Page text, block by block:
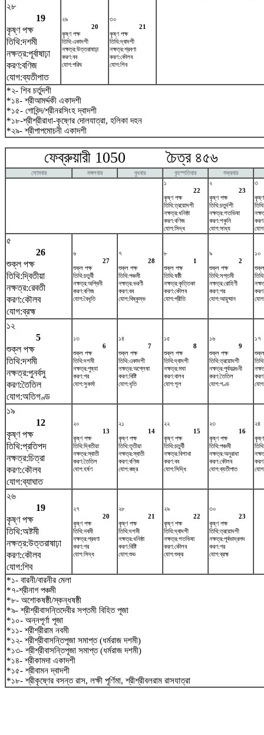
২৮
19
কৃষ্ণ পক্ষ
তিথি:দশমী
নক্ষত্র:পূর্বাষাঢ়া
করণ:বণিজ
যোগ:ব্যতীপাত
২৯
20
কৃষ্ণ পক্ষ
তিথি:একাদশী
নক্ষত্র:উত্তরাষাঢ়া
করণ:বব
যোগ:পরিঘ
৩০
21
কৃষ্ণ পক্ষ
তিথি:দ্বাদশী
নক্ষত্র:শ্রবণা
করণ:কৌলব
যোগ:শিব
*২- শিব চর্তুদশী
*১৪- শ্রীআমর্দ্দকী একাদশী
*১৫- গোবিন্দ/শ্রীনরসিংহ দ্বাদশী
*১৮-শ্রীশ্রীরাধা-কৃষ্ণের দোলযাত্রা, হলিকা দহন
*২৯- শ্রীপাপমোচনী একাদশী
ফেব্রুয়ারী 1050 চৈত্র ৪৫৬
সোমবার মঙ্গলবার বুধবার বৃহস্পতিবার
শুক্রবার
১
22
কৃষ্ণ পক্ষ
তিথি:ত্রয়োদশী
নক্ষত্র:ধনিষ্ঠা
করণ:বণিজ
যোগ:সিদ্ধ
২
23
কৃষ্ণ পক্ষ
তিথি:চতুর্দশী
নক্ষত্র:শতভিষ‌া
করণ:শকুনি
যোগ:সাধ্য
৩
৫
26
শুক্ল পক্ষ
তিথি:দ্বিতীয়া
নক্ষত্র:রেবতী
করণ:কৌলব
যোগ:ব্রহ্ম
৬
27
শুক্ল পক্ষ
তিথি:চতুর্থী
নক্ষত্র:অশ্বিনী
করণ:বণিজ
যোগ:বৈধৃতি
৭
28
শুক্ল পক্ষ
তিথি:পঞ্চমী
নক্ষত্র:ভরণী
করণ:বব
যোগ:বিষ্কুম্ভ
৮
1
শুক্ল পক্ষ
তিথি:ষষ্ঠী
নক্ষত্র:কৃত্তিকা
করণ:কৌলব
যোগ:প্রীতি
৯
2
শুক্ল পক্ষ
তিথি:সপ্তমী
নক্ষত্র:রোহিণী
করণ:গর
যোগ:আয়ুষ্মান
১০
১২
5
শুক্ল পক্ষ
তিথি:দশমী
নক্ষত্র:পুনর্বসু
করণ:তৈতিল
যোগ:অতিগণ্ড
১৩
6
শুক্ল পক্ষ
তিথি:দশমী
নক্ষত্র:পুষ্যা
করণ:গর
যোগ:সুকর্মা
১৪
7
শুক্ল পক্ষ
তিথি:একাদশী
নক্ষত্র:অশ্লেষা
করণ:বিষ্টি
যোগ:ধৃতি
১৫
8
শুক্ল পক্ষ
তিথি:দ্বাদশী
নক্ষত্র:মঘা
করণ:বালব
যোগ:শূল
১৬
9
শুক্ল পক্ষ
তিথি:ত্রয়োদশী
নক্ষত্র:পূর্বফাল্গুনী
করণ:তৈতিল
যোগ:গণ্ড
১৭
১৯
12
কৃষ্ণ পক্ষ
তিথি:প্রতিপদ
নক্ষত্র:চিত্রা
করণ:কৌলব
যোগ:ব্যাঘাত
২০
13
কৃষ্ণ পক্ষ
তিথি:দ্বিতীয়া
নক্ষত্র:স্বাতী
করণ:তৈতিল
যোগ:হর্ষণ
২১
14
কৃষ্ণ পক্ষ
তিথি:তৃতীয়া
নক্ষত্র:স্বাতী
করণ:বণিজ
যোগ:বজ্র
২২
15
কৃষ্ণ পক্ষ
তিথি:চতুর্থী
নক্ষত্র:বিশাখা
করণ:বব
যোগ:সিদ্ধি
২৩
16
কৃষ্ণ পক্ষ
তিথি:পঞ্চমী
নক্ষত্র:অনুরাধা
করণ:কৌলব
যোগ:ব্যতীপাত
২৪
২৬
19
কৃষ্ণ পক্ষ
তিথি:অষ্টমী
নক্ষত্র:উত্তরাষাঢ়া
করণ:কৌলব
যোগ:শিব
২৭
20
কৃষ্ণ পক্ষ
তিথি:নবমী
নক্ষত্র:শ্রবণা
করণ:গর
যোগ:সিদ্ধ
২৮
21
কৃষ্ণ পক্ষ
তিথি:দশমী
নক্ষত্র:ধনিষ্ঠা
করণ:বিষ্টি
যোগ:শুভ
২৯
22
কৃষ্ণ পক্ষ
তিথি:দ্বাদশী
নক্ষত্র:শতভিষ‌া
করণ:কৌলব
যোগ:শুক্র
৩০
23
কৃষ্ণ পক্ষ
তিথি:ত্রয়োদশী
নক্ষত্র:পূর্বভাদ্রপদ
করণ:গর
যোগ:ব্রহ্ম
*১- বারনী/বারনীর মেলা
*৭-শ্রীনাগ পঞ্চমী
*৮- অশোকষষ্ঠী/স্কন্ধষষ্ঠী
*৯- শ্রীশ্রীবাসন্তিদেবীর সপ্তমী বিহিত পূজা
*১০- অন্নপূর্ণা পূজা
*১১- শ্রীশ্রীরাম নবমী
*১২- শ্রীশ্রীবাসন্তিপূজা সমাপ্ত (ধর্মরাজ দশমী)
*১৩- শ্রীশ্রীবাসন্তিপূজা সমাপ্ত (ধর্মরাজ দশমী)
*১৪- শ্রীকামদা একাদশী
*১৫- শ্রীবামন দ্বাদশী
*১৮- শ্রীকৃষ্ণের বসন্ত রাস, লক্ষী পূর্ণিমা, শ্রীশ্রীবলরাম রাসযাত্রা